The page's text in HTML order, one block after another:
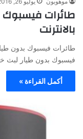
طائرات فيسبوك
بالانترنت
طائرات فيسبوك بدون
فيسبوك بدون طيار لبث
أكمل القراءة »